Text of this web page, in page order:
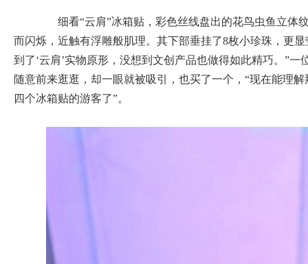
细看“云肩”冰箱贴，彩色丝线盘出的花鸟虫鱼立体
而闪烁，近触有浮雕般肌理。其下部垂挂了8枚小珍珠，更
到了‘云肩’实物原形，没想到文创产品也做得如此精巧。”一
随意前来逛逛，却一眼就被吸引，也买了一个，“现在能理
四个冰箱贴的游客了”。